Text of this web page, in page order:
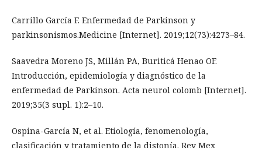
Carrillo García F. Enfermedad de Parkinson y
parkinsonismos.Medicine [Internet]. 2019;12(73):4273–84.
Saavedra Moreno JS, Millán PA, Buriticá Henao OF.
Introducción, epidemiología y diagnóstico de la
enfermedad de Parkinson. Acta neurol colomb [Internet].
2019;35(3 supl. 1):2–10.
Ospina-García N, et al. Etiología, fenomenología,
clasificación y tratamiento de la distonía. Rev Mex